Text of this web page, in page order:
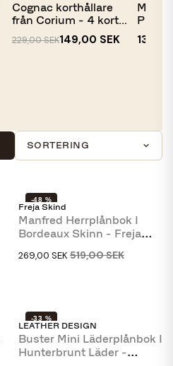
Cognac korthållare
från Corium - 4 kort
229,00 SEK149,00 SEK
SORTERING
Freja Skind
Manfred Herrplånbok I
Bordeaux Skinn - Freja
269,00 SEK 519,00 SEK
-48 %
LEATHER DESIGN
Buster Mini Läderplånbok I
Hunterbrunt Läder -
-33 %